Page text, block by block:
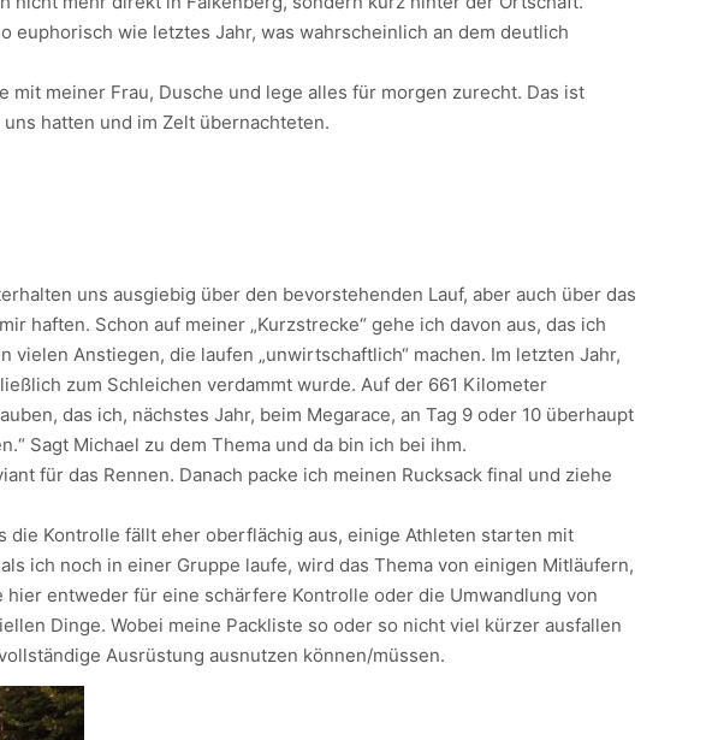
euphorisch wie letztes Jahr, was wahrscheinlich an dem deutlich
meiner Frau, Dusche und lege alles für morgen zurecht. Das ist
hatten und im Zelt übernachteten.
uns ausgiebig über den bevorstehenden Lauf, aber auch über das
haften. Schon auf meiner „Kurzstrecke“ gehe ich davon aus, das ich
Anstiegen, die laufen „unwirtschaftlich“ machen. Im letzten Jahr,
zum Schleichen verdammt wurde. Auf der 661 Kilometer
das ich, nächstes Jahr, beim Megarace, an Tag 9 oder 10 überhaupt
Sagt Michael zu dem Thema und da bin ich bei ihm.
für das Rennen. Danach packe ich meinen Rucksack final und ziehe
Kontrolle fällt eher oberflächig aus, einige Athleten starten mit
ich noch in einer Gruppe laufe, wird das Thema von einigen Mitläufern,
entweder für eine schärfere Kontrolle oder die Umwandlung von
Dinge. Wobei meine Packliste so oder so nicht viel kürzer ausfallen
Ausrüstung ausnutzen können/müssen.